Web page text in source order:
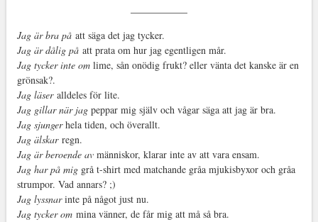
Jag är bra påatt säga det jag tycker.
Jag är dålig på att prata om hur jag egentligen mår.
Jag tycker inte om lime, sån onödig frukt? eller vänta det kanske är en
grönsak?.
Jag läser alldeles för lite.
Jag gillar när jag peppar mig själv och vågar säga att jag är bra.
Jag sjungerhela tiden, och överallt.
Jag älskar regn.
Jag är beroende av människor, klarar inte av att vara ensam.
Jag har på mig grå t-shirt med matchande gråa mjukisbyxor och gråa
strumpor. Vad annars? ;)
Jag lyssnarinte på något just nu.
Jag tycker om mina vänner, de får mig att må så bra.